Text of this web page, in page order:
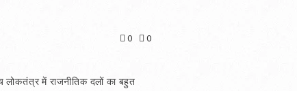
0 0
लोकतंत्र में राजनीतिक दलों का बहुत